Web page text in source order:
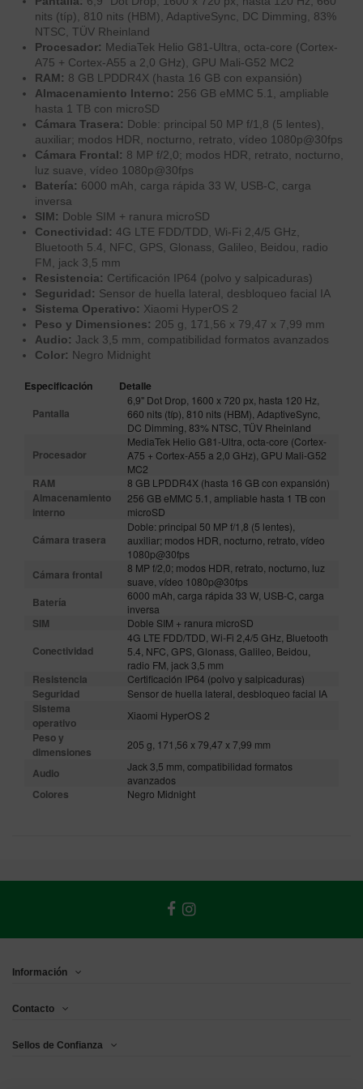
nits (típ), 810 nits (HBM), AdaptiveSync, DC Dimming, 83%
NTSC, TÜV Rheinland
Procesador: MediaTek Helio G81-Ultra, octa-core (Cortex-
A75 + Cortex-A55 a 2,0 GHz), GPU Mali-G52 MC2
RAM: 8 GB LPDDR4X (hasta 16 GB con expansión)
Almacenamiento Interno: 256 GB eMMC 5.1, ampliable
hasta 1 TB con microSD
Cámara Trasera: Doble: principal 50 MP f/1,8 (5 lentes),
auxiliar; modos HDR, nocturno, retrato, vídeo 1080p@30fps
Cámara Frontal: 8 MP f/2,0; modos HDR, retrato, nocturno,
luz suave, vídeo 1080p@30fps
Batería: 6000 mAh, carga rápida 33 W, USB-C, carga
inversa
SIM: Doble SIM + ranura microSD
Conectividad: 4G LTE FDD/TDD, Wi-Fi 2,4/5 GHz,
Bluetooth 5.4, NFC, GPS, Glonass, Galileo, Beidou, radio
FM, jack 3,5 mm
Resistencia: Certificación IP64 (polvo y salpicaduras)
Seguridad: Sensor de huella lateral, desbloqueo facial IA
Sistema Operativo: Xiaomi HyperOS 2
Peso y Dimensiones: 205 g, 171,56 x 79,47 x 7,99 mm
Audio: Jack 3,5 mm, compatibilidad formatos avanzados
Color: Negro Midnight
Especificación
Detalle
Pantalla
6,9" Dot Drop, 1600 x 720 px, hasta 120 Hz,
660 nits (típ), 810 nits (HBM), AdaptiveSync,
DC Dimming, 83% NTSC, TÜV Rheinland
Procesador
MediaTek Helio G81-Ultra, octa-core (Cortex-
A75 + Cortex-A55 a 2,0 GHz), GPU Mali-G52
MC2
RAM 8 GB LPDDR4X (hasta 16 GB con expansión)
Almacenamiento
interno
256 GB eMMC 5.1, ampliable hasta 1 TB con
microSD
Cámara trasera
Doble: principal 50 MP f/1,8 (5 lentes),
auxiliar; modos HDR, nocturno, retrato, vídeo
1080p@30fps
Cámara frontal
8 MP f/2,0; modos HDR, retrato, nocturno, luz
suave, vídeo 1080p@30fps
Batería
6000 mAh, carga rápida 33 W, USB-C, carga
inversa
SIM Doble SIM + ranura microSD
Conectividad
4G LTE FDD/TDD, Wi-Fi 2,4/5 GHz, Bluetooth
5.4, NFC, GPS, Glonass, Galileo, Beidou,
radio FM, jack 3,5 mm
Resistencia Certificación IP64 (polvo y salpicaduras)
Seguridad Sensor de huella lateral, desbloqueo facial IA
Sistema
operativo
Xiaomi HyperOS 2
Peso y
dimensiones
205 g, 171,56 x 79,47 x 7,99 mm
Audio
Jack 3,5 mm, compatibilidad formatos
avanzados
Colores Negro Midnight
Información
Contacto
Sellos de Confianza